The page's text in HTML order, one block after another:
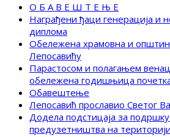
О Б А В Е Ш Т Е Њ Е
Награђени ђаци генерација и
диплома
Обележена храмовна и
Лепосавићу
Парастосом и полагањем
обележена годишњица
Обавештење
Лепосавић прославио Светог
Додела подстицаја за
предузетништва на